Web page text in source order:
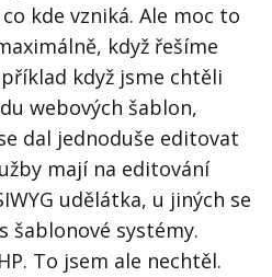
kde vzniká. Ale moc to
když řešíme
když jsme chtěli
webových šablon,
dal jednoduše editovat
mají na editování
udělátka, u jiných se
šablonové systémy.
To jsem ale nechtěl.